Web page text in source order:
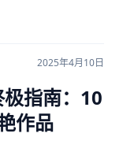
2025年4月10日
指南：10
作品